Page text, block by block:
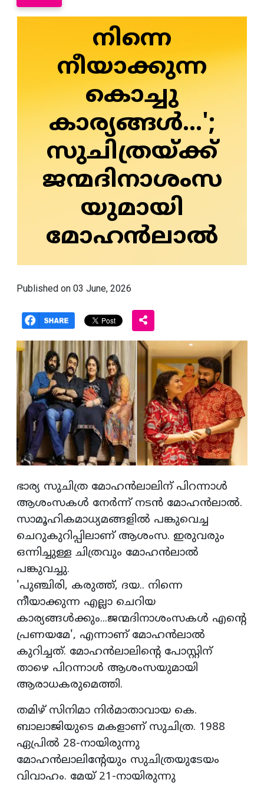
നിന്നെ
നീയാക്കുന്ന
കൊച്ചു
കാര്യങ്ങള്‍...';
സുചിത്രയ്ക്ക്
ജന്മദിനാശംസ
യുമായി
മോഹന്‍ലാല്‍
Published on 03 June, 2026
ഭാര്യ സുചിത്ര മോഹന്‍ലാലിന് പിറന്നാള്‍
ആശംസകള്‍ നേര്‍ന്ന് നടന്‍ മോഹന്‍ലാല്‍.
സാമൂഹികമാധ്യമങ്ങളില്‍ പങ്കുവെച്ച
ചെറുകുറിപ്പിലാണ് ആശംസ. ഇരുവരും
ഒന്നിച്ചുള്ള ചിത്രവും മോഹന്‍ലാല്‍
പങ്കുവച്ചു.
'പുഞ്ചിരി, കരുത്ത്, ദയ.. നിന്നെ
നീയാക്കുന്ന എല്ലാ ചെറിയ
കാര്യങ്ങള്‍ക്കും...ജന്മദിനാശംസകള്‍ എന്റെ
പ്രണയമേ', എന്നാണ് മോഹന്‍ലാല്‍
കുറിച്ചത്. മോഹന്‍ലാലിന്റെ പോസ്റ്റിന്
താഴെ പിറന്നാള്‍ ആശംസയുമായി
ആരാധകരുമെത്തി.
തമിഴ് സിനിമാ നിര്‍മാതാവായ കെ.
ബാലാജിയുടെ മകളാണ് സുചിത്ര. 1988
ഏപ്രില്‍ 28-നായിരുന്നു
മോഹന്‍ലാലിന്റേയും സുചിത്രയുടേയം
വിവാഹം. മേയ് 21-നായിരുന്നു